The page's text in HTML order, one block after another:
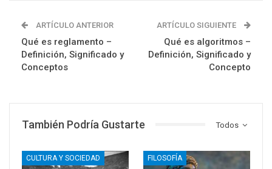
ARTÍCULO ANTERIOR
Qué es reglamento –
Definición, Significado y
Conceptos
ARTÍCULO SIGUIENTE
Qué es algoritmos –
Definición, Significado y
Concepto
Todos
También Podría Gustarte
CULTURA Y SOCIEDAD FILOSOFÍA